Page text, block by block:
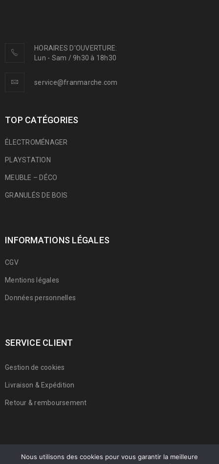
HORAIRES D'OUVERTURE:
Lun - Sam / 9h30 à 18h30
service@franmarche.com
TOP CATÉGORIES
ÉLECTROMÉNAGER
PLAYSTATION
MEUBLE – DÉCO
GRANULÉS DE BOIS
INFORMATIONS LÉGALES
CGV
Mentions légales
Données personnelles
SERVICE CLIENT
Gestion de cookies
Livraison & Expédition
Retour & remboursement
Nous utilisons des cookies pour vous garantir la meilleure